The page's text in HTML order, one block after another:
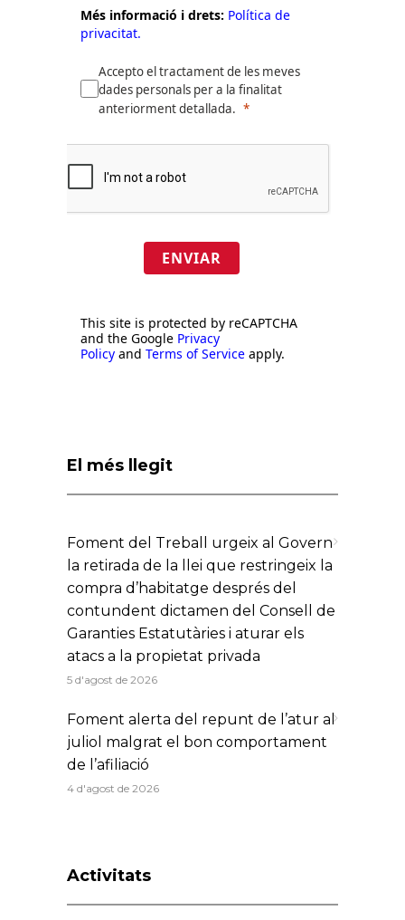
Més informació i drets: Política de
privacitat.
Accepto el tractament de les meves
dades personals per a la finalitat
anteriorment detallada.
ENVIAR
This site is protected by reCAPTCHA
and the Google Privacy
Policy and Terms of Service apply.
El més llegit
Foment del Treball urgeix al Govern
la retirada de la llei que restringeix la
compra d’habitatge després del
contundent dictamen del Consell de
Garanties Estatutàries i aturar els
atacs a la propietat privada
5 d'agost de 2026
Foment alerta del repunt de l’atur al
juliol malgrat el bon comportament
de l’afiliació
4 d'agost de 2026
Activitats